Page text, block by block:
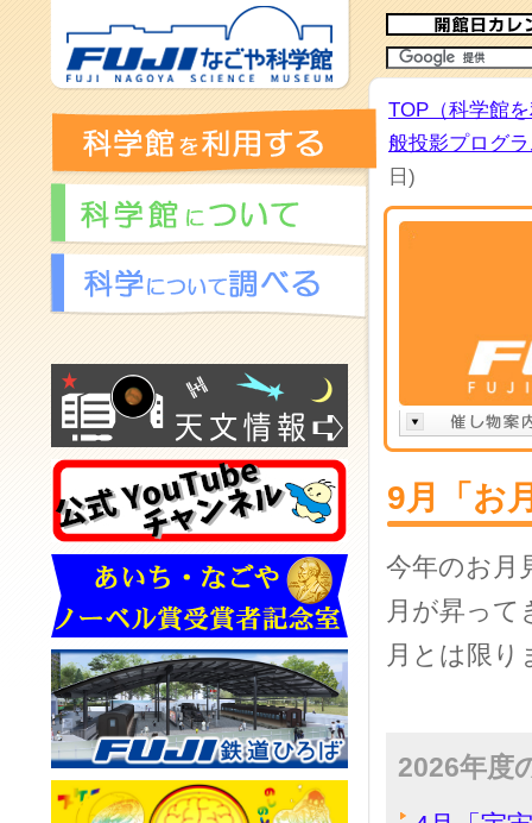
TOP（科学館
般投影プログ
日)
9月「お
今年のお月
月が昇って
月とは限
2026年度